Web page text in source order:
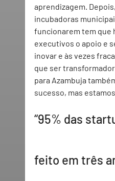
aprendizagem.
incubadoras
funcionarem tem que
executivos o apoio e
inovar e às vezes
que ser
para Azambuja
sucesso, mas
“95% das
feito em três